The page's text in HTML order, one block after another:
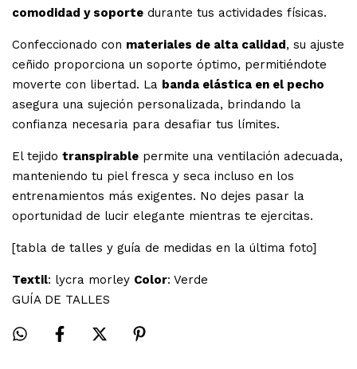
comodidad y soporte durante tus actividades físicas.
Confeccionado con materiales de alta calidad, su ajuste
ceñido proporciona un soporte óptimo, permitiéndote
moverte con libertad. La banda elástica en el pecho
asegura una sujeción personalizada, brindando la
confianza necesaria para desafiar tus límites.
El tejido transpirable permite una ventilación adecuada,
manteniendo tu piel fresca y seca incluso en los
entrenamientos más exigentes. No dejes pasar la
oportunidad de lucir elegante mientras te ejercitas.
[tabla de talles y guía de medidas en la última foto]
Textil: lycra morley Color: Verde
GUÍA DE TALLES